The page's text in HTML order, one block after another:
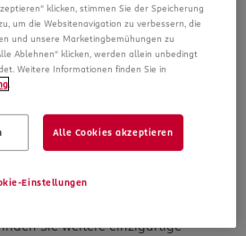
weiter
Sie weitere einzigartige
klicken, stimmen Sie der Speicherung
um die Websitenavigation zu verbessern, die
und unsere Marketingbemühungen zu
Ablehnen“ klicken, werden allein unbedingt
Weitere Informationen finden Sie in
Alle Cookies akzeptieren
Einstellungen